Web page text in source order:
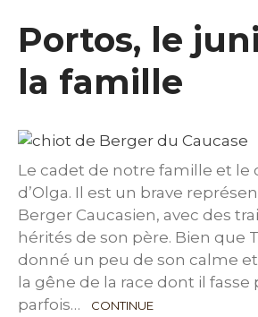
Portos, le
la famille
Le cadet de notre famille et le
d’Olga. Il est un brave
Berger Caucasien, avec des
hérités de son père. Bien que
donné un peu de son calme
la gêne de la race dont il fasse
parfois…
CONTINUE